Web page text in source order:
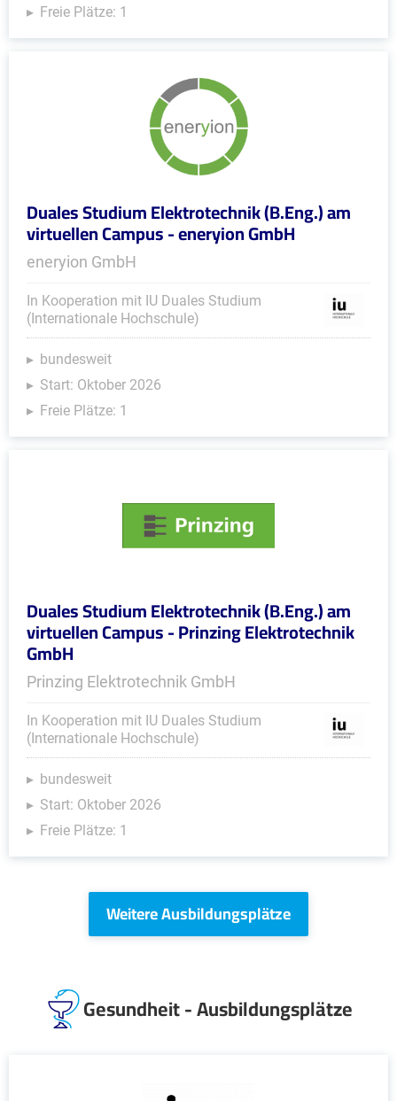
Freie Plätze: 1
Duales Studium Elektrotechnik (B.Eng.) am
virtuellen Campus - eneryion GmbH
eneryion GmbH
In Kooperation mit IU Duales Studium
(Internationale Hochschule)
bundesweit
Start: Oktober 2026
Freie Plätze: 1
Duales Studium Elektrotechnik (B.Eng.) am
virtuellen Campus - Prinzing Elektrotechnik
GmbH
Prinzing Elektrotechnik GmbH
In Kooperation mit IU Duales Studium
(Internationale Hochschule)
bundesweit
Start: Oktober 2026
Freie Plätze: 1
Weitere Ausbildungsplätze
Gesundheit - Ausbildungsplätze